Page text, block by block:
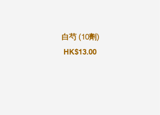
白芍 (10劑)
HK$13.00